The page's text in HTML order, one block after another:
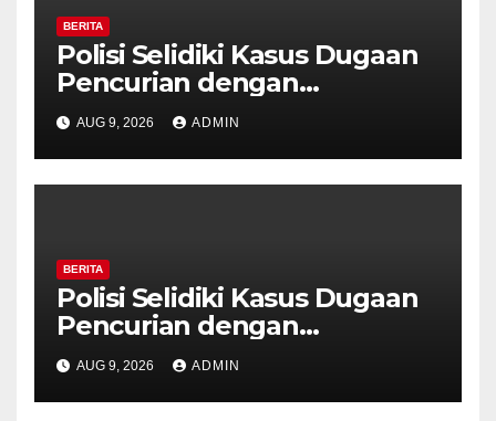
BERITA
Polisi Selidiki Kasus Dugaan
Pencurian dengan
Kekerasan di Counter HP
Royal Phone Ambarawa.
AUG 9, 2026 ADMIN
BERITA
Polisi Selidiki Kasus Dugaan
Pencurian dengan
Kekerasan di Counter HP
Royal Phone Ambarawa.
AUG 9, 2026 ADMIN